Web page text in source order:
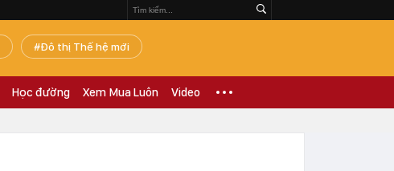
Đô thị Thế hệ mới
Học đường Xem Mua Luôn Video